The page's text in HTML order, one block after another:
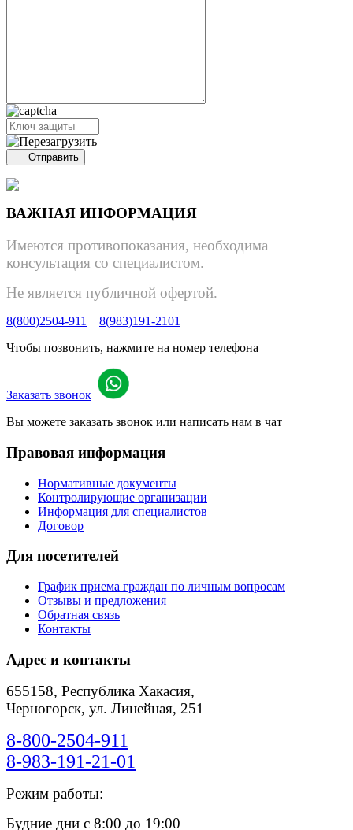
Отправить
ВАЖНАЯ ИНФОРМАЦИЯ
Имеются противопоказания, необходима
консультация со специалистом.
Не является публичной офертой.
8(800)2504-911
8(983)191-2101
Чтобы позвонить, нажмите на номер телефона
Заказать звонок
Вы можете заказать звонок или написать нам в чат
Правовая информация
Нормативные документы
Контролирующие организации
Информация для специалистов
Договор
Для посетителей
График приема граждан по личным вопросам
Отзывы и предложения
Обратная связь
Контакты
Адрес и контакты
655158, Республика Хакасия,
Черногорск, ул. Линейная, 251
8-800-2504-911
8-983-191-21-01
Режим работы:
Будние дни с 8:00 до 19:00